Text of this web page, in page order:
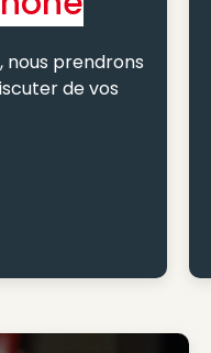
prendrons
de vos